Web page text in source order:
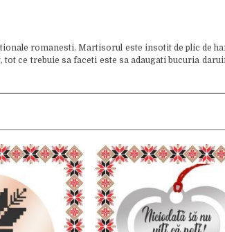
romanesti. Martisorul este insotit de plic de
ce trebuie sa faceti este sa adaugati bucuria